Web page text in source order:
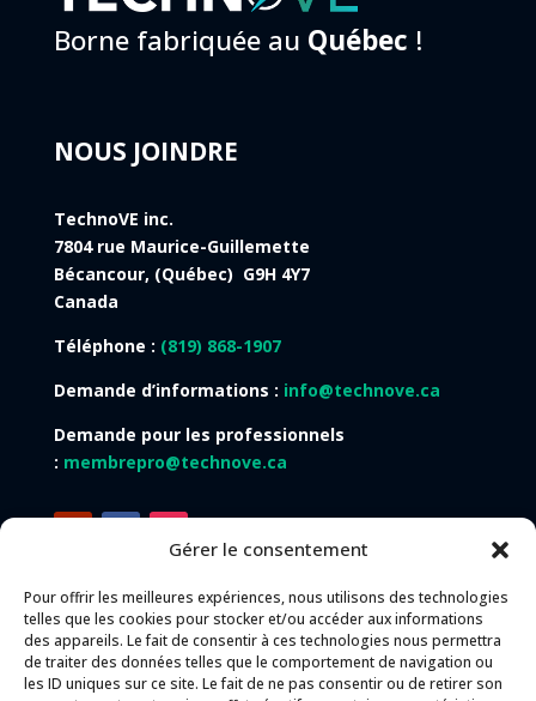
Gérer le consentement
Pour offrir les meilleures expériences, nous utilisons des technologies
telles que les cookies pour stocker et/ou accéder aux informations
des appareils. Le fait de consentir à ces technologies nous permettra
de traiter des données telles que le comportement de navigation ou
les ID uniques sur ce site. Le fait de ne pas consentir ou de retirer son
Borne fabriquée au Québec !
NOUS JOINDRE
TechnoVE inc.
7804 rue Maurice-Guillemette
Bécancour, (Québec) G9H 4Y7
Canada
Téléphone : (819) 868-1907
Demande d’informations : info@technove.ca
Demande pour les professionnels
: membrepro@technove.ca
Langues du site Web :
Français
English Español